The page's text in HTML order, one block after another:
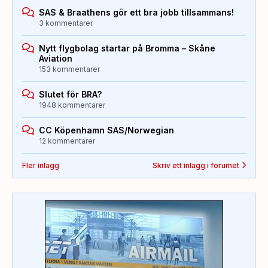
SAS & Braathens gör ett bra jobb tillsammans!
3 kommentarer
Nytt flygbolag startar på Bromma – Skåne
Aviation
153 kommentarer
Slutet för BRA?
1948 kommentarer
CC Köpenhamn SAS/Norwegian
12 kommentarer
Fler inlägg Skriv ett inlägg i forumet